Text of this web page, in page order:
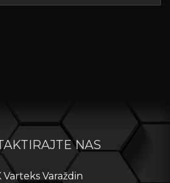
NAS
Varteks Varaždin